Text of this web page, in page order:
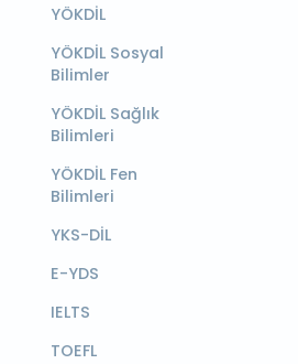
YÖKDİL
YÖKDİL Sosyal
Bilimler
YÖKDİL Sağlık
Bilimleri
YÖKDİL Fen
Bilimleri
YKS-DİL
E-YDS
IELTS
TOEFL